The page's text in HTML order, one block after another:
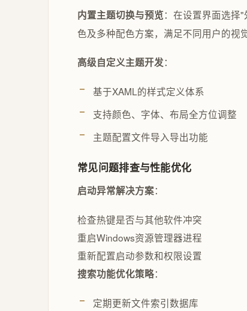
内置主题切换与预览：在设置界面选择
色及多种配色方案，满足不同用户的视
高级自定义主题开发：
基于XAML的样式定义体系
支持颜色、字体、布局全方位调整
主题配置文件导入导出功能
常见问题排查与性能优化
启动异常解决方案：
检查热键是否与其他软件冲突
重启Windows资源管理器进程
重新配置启动参数和权限设置
搜索功能优化策略：
定期更新文件索引数据库